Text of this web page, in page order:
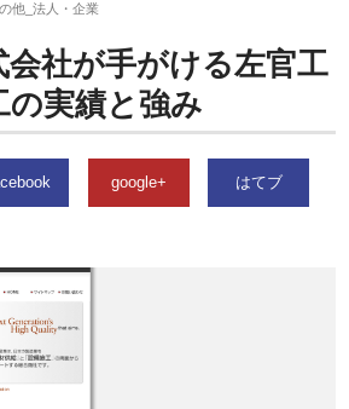
他_法人・企業
会社が手がける左官工
の実績と強み
google+ はてブ